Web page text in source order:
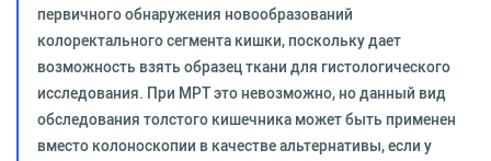
первичного обнаружения новообразований
колоректального сегмента кишки, поскольку дает
возможность взять образец ткани для гистологического
исследования. При МРТ это невозможно, но данный вид
обследования толстого кишечника может быть применен
вместо колоноскопии в качестве альтернативы, если у